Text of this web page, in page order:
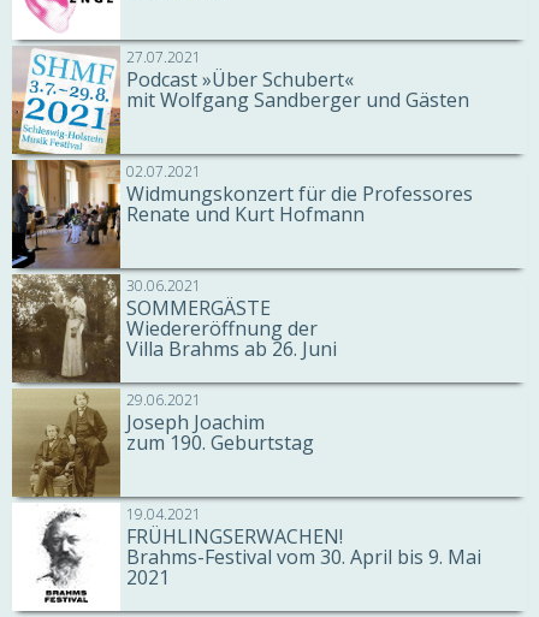
27.07.2021
Podcast »Über Schubert«
mit Wolfgang Sandberger und Gästen
02.07.2021
Widmungskonzert für die Professores
Renate und Kurt Hofmann
30.06.2021
SOMMERGÄSTE
Wiedereröffnung der
Villa Brahms ab 26. Juni
29.06.2021
Joseph Joachim
zum 190. Geburtstag
19.04.2021
FRÜHLINGSERWACHEN!
Brahms-Festival vom 30. April bis 9. Mai
2021